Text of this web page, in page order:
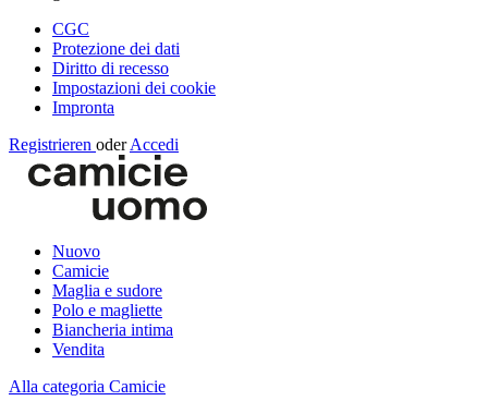
CGC
Protezione dei dati
Diritto di recesso
Impostazioni dei cookie
Impronta
Registrieren oder Accedi
Nuovo
Camicie
Maglia e sudore
Polo e magliette
Biancheria intima
Vendita
Alla categoria Camicie